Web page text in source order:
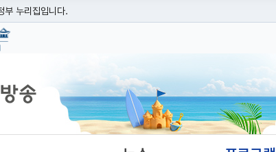
부 누리집입니다.
주소를 사용하고 있다면 아래 URL에서 도메인 주소를 확인해 보세요